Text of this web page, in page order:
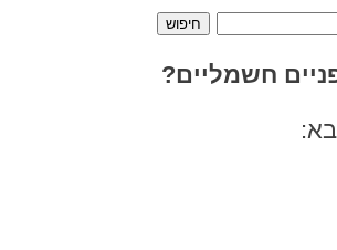
חשמליים?